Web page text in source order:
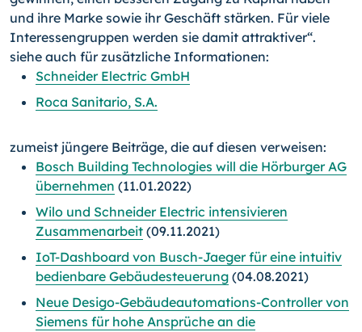
und ihre Marke sowie ihr Geschäft stärken. Für viele
Interessengruppen werden sie damit attraktiver“.
siehe auch für zusätzliche Informationen:
Schneider Electric GmbH
Roca Sanitario, S.A.
zumeist jüngere Beiträge, die auf diesen verweisen:
Bosch Building Technologies will die Hörburger AG
übernehmen (11.01.2022)
Wilo und Schneider Electric intensivieren
Zusammenarbeit (09.11.2021)
IoT-Dashboard von Busch-Jaeger für eine intuitiv
bedienbare Gebäudesteuerung (04.08.2021)
Neue Desigo-Gebäudeautomations-Controller von
Siemens für hohe Ansprüche an die